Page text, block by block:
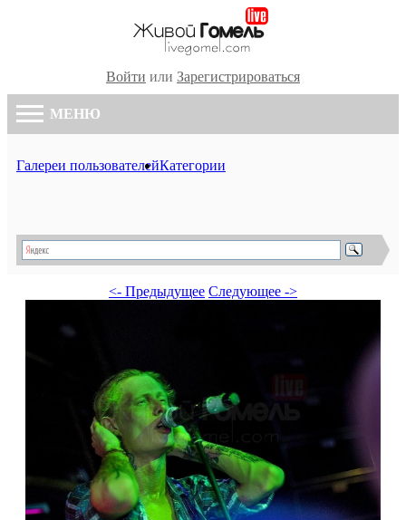
Войти или Зарегистрироваться
МЕНЮ
Галереи пользователейКатегории
<- Предыдущее Следующее ->